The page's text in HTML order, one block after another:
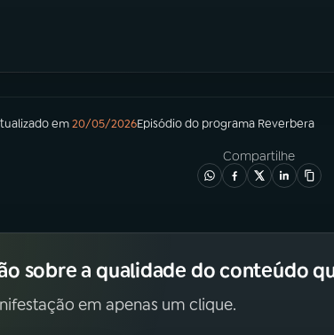
em20/05/2026Episódiodo programa Reverbera
Compartilhe
sobre a qualidade do conteúdo
em apenas um clique.